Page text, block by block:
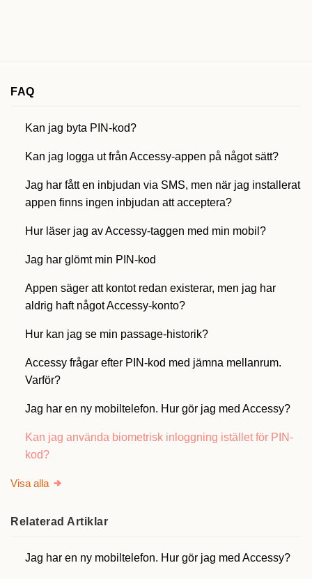
FAQ
Kan jag byta PIN-kod?
Kan jag logga ut från Accessy-appen på något sätt?
Jag har fått en inbjudan via SMS, men när jag installerat
appen finns ingen inbjudan att acceptera?
Hur läser jag av Accessy-taggen med min mobil?
Jag har glömt min PIN-kod
Appen säger att kontot redan existerar, men jag har
aldrig haft något Accessy-konto?
Hur kan jag se min passage-historik?
Accessy frågar efter PIN-kod med jämna mellanrum.
Varför?
Jag har en ny mobiltelefon. Hur gör jag med Accessy?
Kan jag använda biometrisk inloggning istället för PIN-
kod?
Visa alla
Relaterad Artiklar
Jag har en ny mobiltelefon. Hur gör jag med Accessy?